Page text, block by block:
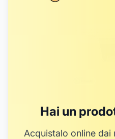
Hai un
Acquistalo online